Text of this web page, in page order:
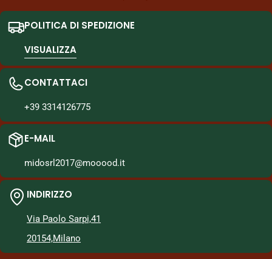
POLITICA DI SPEDIZIONE
VISUALIZZA
CONTATTACI
+39 3314126775
E-MAIL
midosrl2017@mooood.it
INDIRIZZO
Via Paolo Sarpi,41
20154,Milano